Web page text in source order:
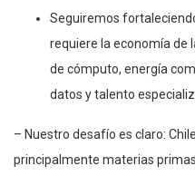
Seguiremos
requiere la economía de
de cómputo, energía
datos y talento
– Nuestro desafío es claro:
principalmente materias